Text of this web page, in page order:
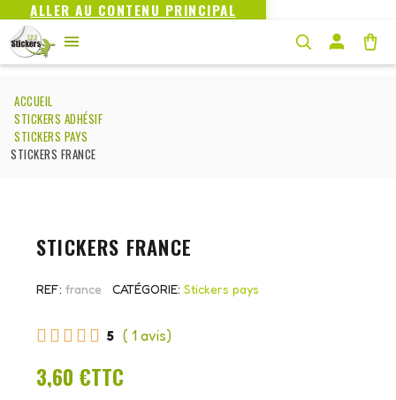
ALLER AU CONTENU PRINCIPAL
ACCUEIL
STICKERS ADHÉSIF
STICKERS PAYS
STICKERS FRANCE
STICKERS FRANCE
REF france CATÉGORIE Stickers pays
3,60 €TTC
     5 ( 1 avis)